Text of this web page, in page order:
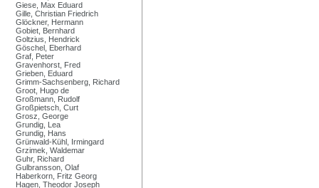
Giese, Max Eduard
Gille, Christian Friedrich
Glöckner, Hermann
Gobiet, Bernhard
Goltzius, Hendrick
Göschel, Eberhard
Graf, Peter
Gravenhorst, Fred
Grieben, Eduard
Grimm-Sachsenberg, Richard
Groot, Hugo de
Großmann, Rudolf
Großpietsch, Curt
Grosz, George
Grundig, Lea
Grundig, Hans
Grünwald-Kühl, Irmingard
Grzimek, Waldemar
Guhr, Richard
Gulbransson, Olaf
Haberkorn, Fritz Georg
Hagen, Theodor Joseph